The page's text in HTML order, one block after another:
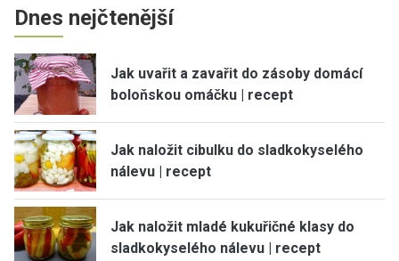
Dnes nejčtenější
Jak uvařit a zavařit do zásoby domácí
boloňskou omáčku | recept
Jak naložit cibulku do sladkokyselého
nálevu | recept
Jak naložit mladé kukuřičné klasy do
sladkokyselého nálevu | recept